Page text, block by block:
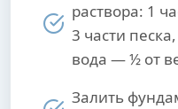
раствора: 1
3 части
вода — ½ от
Залить